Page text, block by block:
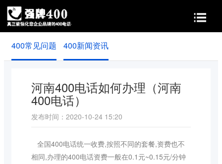
首页 400功能
常见问题
400常见问题 400新闻资讯
河南400电话如何办理（河南
400电话）
发布时间：2020-10-24 15:20
全国400电话统一收费,按照不同的套餐,资费也不
相同,办理的400电话资费一般在0.1元~0.15元/分钟